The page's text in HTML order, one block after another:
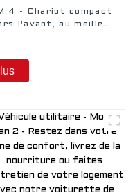
4 - Chariot compact
l'avant, au meilleur